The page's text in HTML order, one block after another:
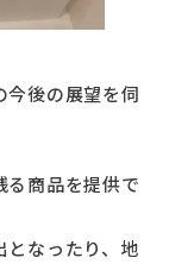
今後の展望を伺
る商品を提供で
となったり、地